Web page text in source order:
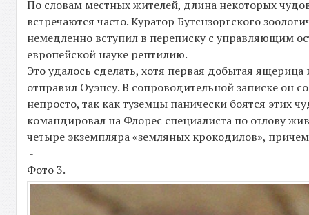
По словам местных жителей, длина некоторых
встречаются часто. Куратор Бутснзоргского
немедленно вступил в переписку с управляющим
европейской науке рептилию.
Это удалось сделать, хотя первая добытая
отправил Оуэнсу. В сопроводительной записке он
непросто, так как туземцы панически боятся этих
командировал на Флорес специалиста по отлову
четыре экземпляра «земляных крокодилов»,
-
Фото 3.